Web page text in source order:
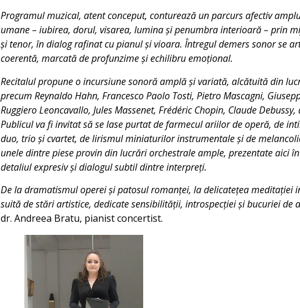
Programul muzical, atent conceput, conturează un parcurs afectiv
umane – iubirea, dorul, visarea, lumina și penumbra interioară – prin
și tenor, în dialog rafinat cu pianul și vioara. Întregul demers sonor se
coerentă, marcată de profunzime și echilibru emoțional.
Recitalul propune o incursiune sonoră amplă și variată, alcătuită din
precum Reynaldo Hahn, Francesco Paolo Tosti, Pietro Mascagni,
Ruggiero Leoncavallo, Jules Massenet, Frédéric Chopin, Claude
Publicul va fi invitat să se lase purtat de farmecul ariilor de operă, de
duo, trio și cvartet, de lirismul miniaturilor instrumentale și de
unele dintre piese provin din lucrări orchestrale ample, prezentate aici
detaliul expresiv și dialogul subtil dintre interpreți.
De la dramatismul operei și patosul romanței, la delicatețea meditației
suită de stări artistice, dedicate sensibilității, introspecției și bucuriei de
dr. Andreea Bratu, pianist concertist.